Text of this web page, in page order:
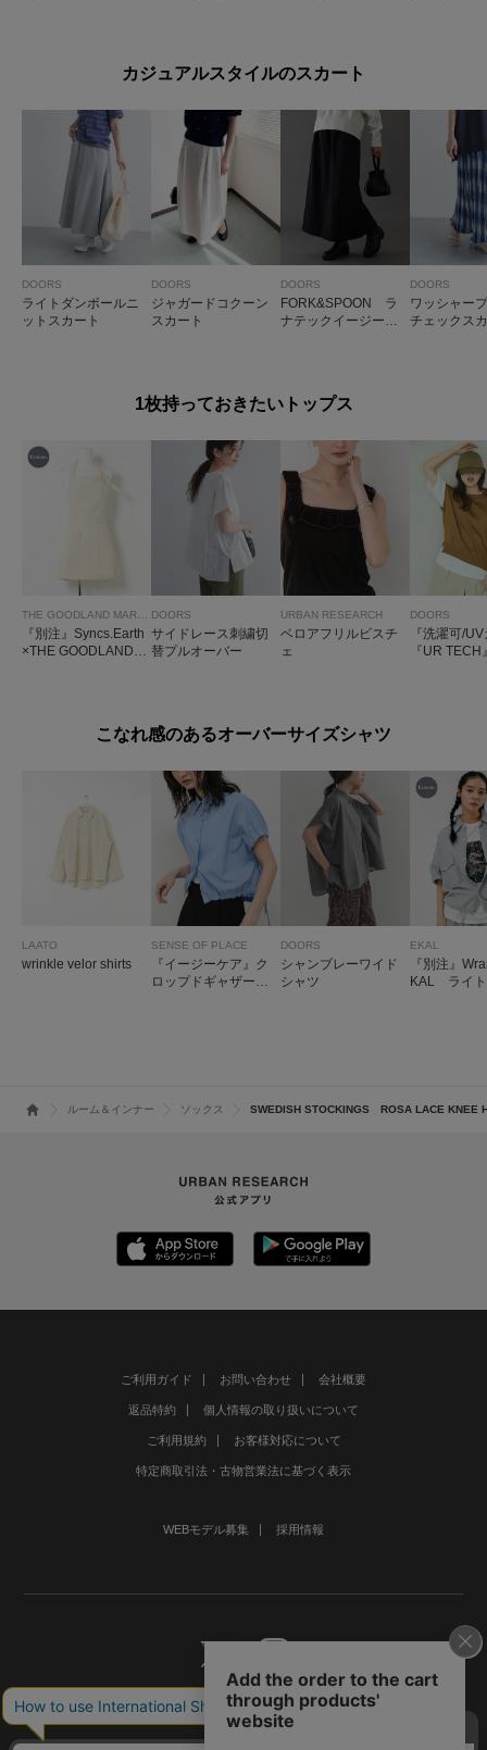
カジュアルスタイルのスカート
DOORS
ライトダンボールニ
ットスカート
DOORS
ジャガードコクーン
スカート
DOORS
FORK&SPOON ラ
ナテックイージース
DOORS
ワッシャー
チェックス
1枚持っておきたいトップス
『別注』Syncs.Earth
×THE GOODLAND M
DOORS
サイドレース刺繍切
替プルオーバー
URBAN RESEARCH
ベロアフリルビスチ
ェ
DOORS
『洗濯可/
『UR
こなれ感のあるオーバーサイズシャツ
LAATO
wrinkle velor shirts
SENSE OF PLACE
『イージーケア』ク
ロップドギャザーシ
DOORS
シャンブレーワイド
シャツ
EKAL
『別注』
KAL ライト
ルーム＆インナー ソックス SWEDISH STOCKINGS ROSA LACE KNEE
ご利用ガイド お問い合わせ 会社概要
返品特約 個人情報の取り扱いについて
ご利用規約 お客様対応について
特定商取引法・古物営業法に基づく表示
WEBモデル募集 採用情報